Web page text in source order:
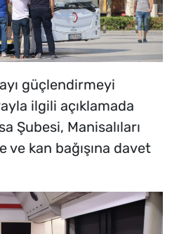
güçlendirmeyi
ilgili açıklamada
Şubesi, Manisalıları
ve kan bağışına davet